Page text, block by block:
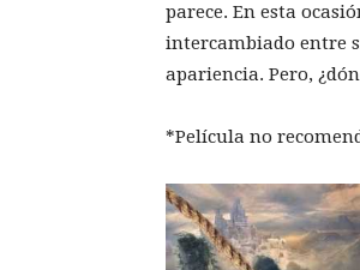
parece. En esta
intercambiado entre
apariencia. Pero,
*Película no